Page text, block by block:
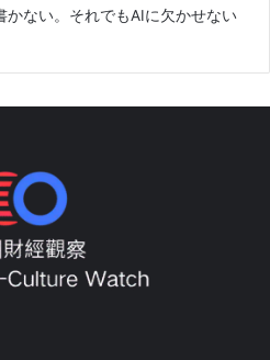
かない。それでもAIに欠かせない